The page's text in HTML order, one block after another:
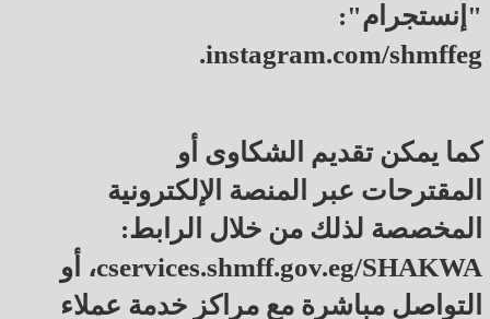
"إنستجرام":
instagram.com/shmffeg.
كما يمكن تقديم الشكاوى أو
المقترحات عبر المنصة الإلكترونية
المخصصة لذلك من خلال الرابط:
cservices.shmff.gov.eg/SHAKWA، أو
التواصل مباشرة مع مراكز خدمة عملاء